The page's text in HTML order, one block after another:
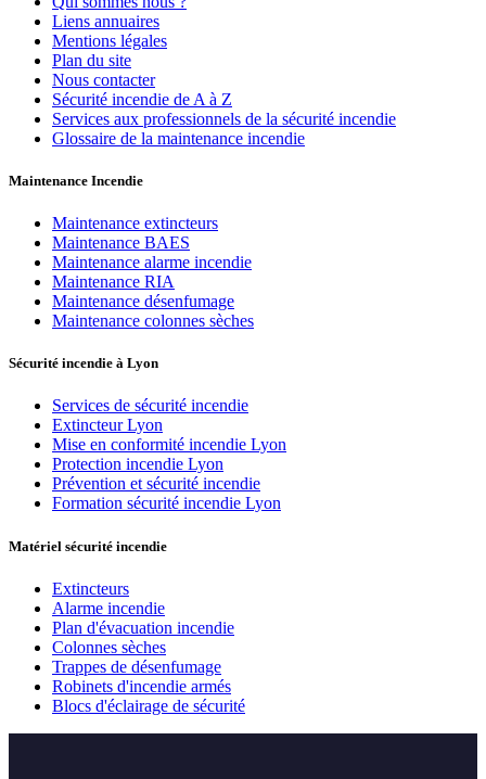
Liens annuaires
Mentions légales
Plan du site
Nous contacter
Sécurité incendie de A à Z
Services aux professionnels de la sécurité incendie
Glossaire de la maintenance incendie
Maintenance Incendie
Maintenance extincteurs
Maintenance BAES
Maintenance alarme incendie
Maintenance RIA
Maintenance désenfumage
Maintenance colonnes sèches
Sécurité incendie à Lyon
Services de sécurité incendie
Extincteur Lyon
Mise en conformité incendie Lyon
Protection incendie Lyon
Prévention et sécurité incendie
Formation sécurité incendie Lyon
Matériel sécurité incendie
Extincteurs
Alarme incendie
Plan d'évacuation incendie
Colonnes sèches
Trappes de désenfumage
Robinets d'incendie armés
Blocs d'éclairage de sécurité